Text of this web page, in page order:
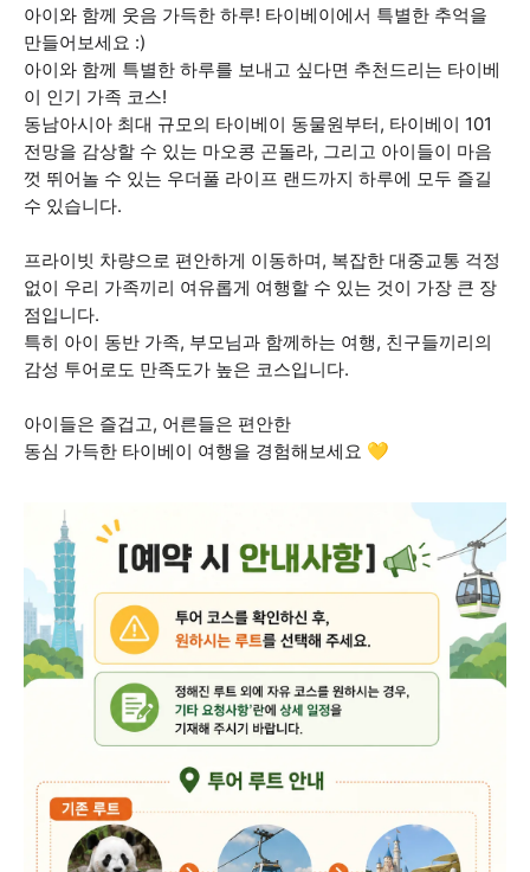
아이와 함께 웃음 가득한 하루! 타이베이에서 특별한 추억을
만들어보세요 :)
아이와 함께 특별한 하루를 보내고 싶다면 추천드리는 타이베
이 인기 가족 코스!
동남아시아 최대 규모의 타이베이 동물원부터, 타이베이 101
전망을 감상할 수 있는 마오콩 곤돌라, 그리고 아이들이 마음
껏 뛰어놀 수 있는 우더풀 라이프 랜드까지 하루에 모두 즐길
수 있습니다.
프라이빗 차량으로 편안하게 이동하며, 복잡한 대중교통 걱정
없이 우리 가족끼리 여유롭게 여행할 수 있는 것이 가장 큰 장
점입니다.
특히 아이 동반 가족, 부모님과 함께하는 여행, 친구들끼리의
감성 투어로도 만족도가 높은 코스입니다.
아이들은 즐겁고, 어른들은 편안한
동심 가득한 타이베이 여행을 경험해보세요 💛